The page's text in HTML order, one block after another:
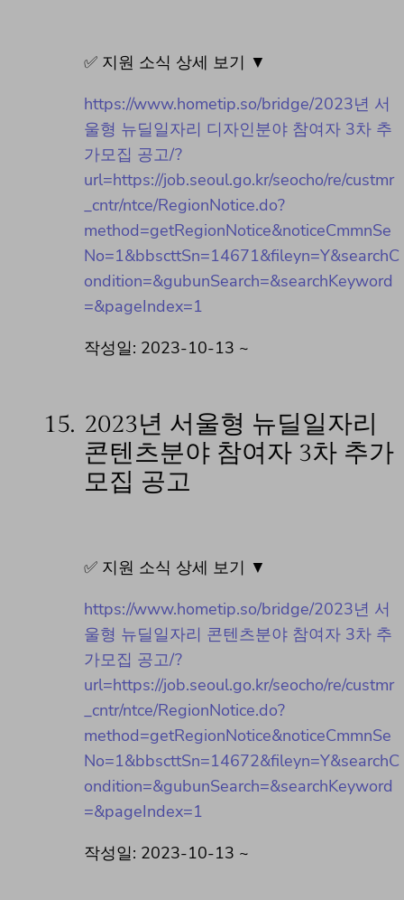
✅ 지원 소식 상세 보기 ▼
https://www.hometip.so/bridge/2023년 서
울형 뉴딜일자리 디자인분야 참여자 3차 추
가모집 공고/?
url=https://job.seoul.go.kr/seocho/re/custmr
_cntr/ntce/RegionNotice.do?
method=getRegionNotice&noticeCmmnSe
No=1&bbscttSn=14671&fileyn=Y&searchC
ondition=&gubunSearch=&searchKeyword
=&pageIndex=1
작성일: 2023-10-13 ~
15. 2023년 서울형 뉴딜일자리
콘텐츠분야 참여자 3차 추가
모집 공고
✅ 지원 소식 상세 보기 ▼
https://www.hometip.so/bridge/2023년 서
울형 뉴딜일자리 콘텐츠분야 참여자 3차 추
가모집 공고/?
url=https://job.seoul.go.kr/seocho/re/custmr
_cntr/ntce/RegionNotice.do?
method=getRegionNotice&noticeCmmnSe
No=1&bbscttSn=14672&fileyn=Y&searchC
ondition=&gubunSearch=&searchKeyword
=&pageIndex=1
작성일: 2023-10-13 ~